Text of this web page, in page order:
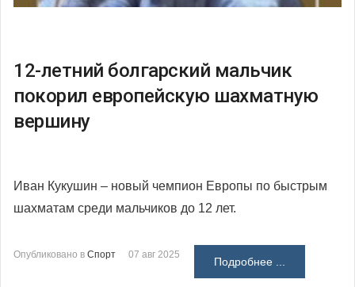
12-летний болгарский мальчик
покорил европейскую шахматную
вершину
Иван Кукушин – новый чемпион Европы по быстрым
шахматам среди мальчиков до 12 лет.
Опубликовано в Спорт 07 авг 2025
Подробнее ...